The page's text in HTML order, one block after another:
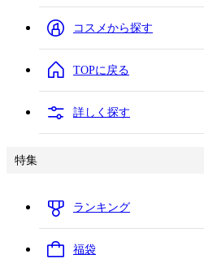
コスメから探す
TOPに戻る
詳しく探す
特集
ランキング
福袋